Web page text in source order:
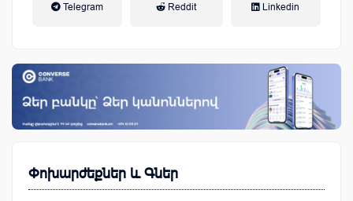
Telegram Reddit Linkedin
Փոխարժեքներ և Գներ